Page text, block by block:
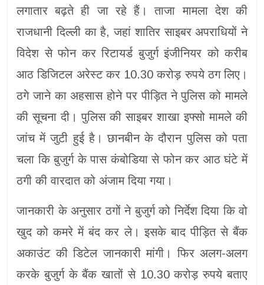
लगातार बढ़ते ही जा रहे हैं। ताजा मामला देश की
राजधानी दिल्ली का है, जहां शातिर साइबर अपराधियों ने
विदेश से फोन कर रिटायर्ड बुजुर्ग इंजीनियर को करीब
आठ डिजिटल अरेस्ट कर 10.30 करोड़ रुपये ठग लिए।
ठगे जाने का अहसास होने पर पीड़ित ने पुलिस को मामले
की सूचना दी। पुलिस की साइबर शाखा इफ्सो मामले की
जांच में जुटी हुई है। छानबीन के दौरान पुलिस को पता
चला कि बुजुर्ग के पास कंबोडिया से फोन कर आठ घंटे में
ठगी की वारदात को अंजाम दिया गया।
जानकारी के अनुसार ठगों ने बुजुर्ग को निर्देश दिया कि वो
खुद को कमरे में बंद कर ले। इसके बाद पीड़ित से बैंक
अकाउंट की डिटेल जानकारी मांगी। फिर अलग-अलग
करके बुजुर्ग के बैंक खातों से 10.30 करोड़ रुपये बताए